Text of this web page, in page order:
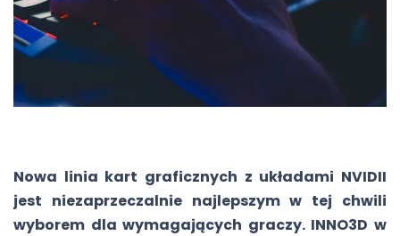
Nowa linia kart graficznych z układami NVIDII
jest niezaprzeczalnie najlepszym w tej chwili
wyborem dla wymagających graczy. INNO3D w